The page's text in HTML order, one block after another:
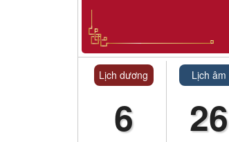
Lịch dương
6
Lịch âm
26